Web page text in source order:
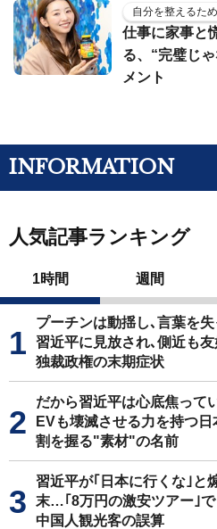
自分を整えるた
仕事に家事と
る、“完璧じ
メント
INFORMATION
人気記事ランキング
1時間 週間
プーチンは動揺し､言葉を
習近平に見放され､側近も
独裁政権の末期症状
だから習近平は心底焦って
EVも壊滅させる力を持つ
割を握る"素材"の名前
習近平が｢日本に行くな｣と
末…｢8万円の激安ツアー｣
中国人観光客の誤算